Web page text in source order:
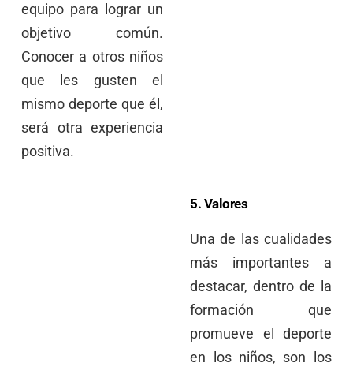
equipo para lograr un
objetivo común.
Conocer a otros niños
que les gusten el
mismo deporte que él,
será otra experiencia
positiva.
5. Valores
Una de las cualidades
más importantes a
destacar, dentro de la
formación que
promueve el deporte
en los niños, son los